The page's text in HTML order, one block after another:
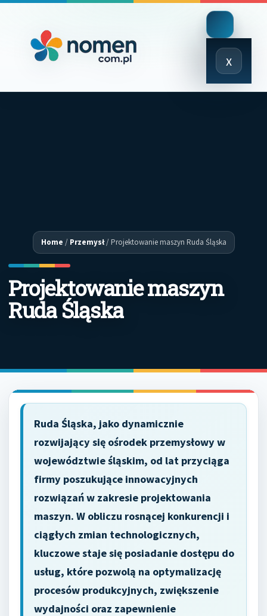
x
Close
Menu
Home / Przemysł/Projektowanie maszyn Ruda Śląska
Projektowanie maszyn
Ruda Śląska
Ruda Śląska, jako dynamicznie
rozwijający się ośrodek przemysłowy w
województwie śląskim, od lat przyciąga
firmy poszukujące innowacyjnych
rozwiązań w zakresie projektowania
maszyn. W obliczu rosnącej konkurencji i
ciągłych zmian technologicznych,
kluczowe staje się posiadanie dostępu do
usług, które pozwolą na optymalizację
procesów produkcyjnych, zwiększenie
wydajności oraz zapewnienie